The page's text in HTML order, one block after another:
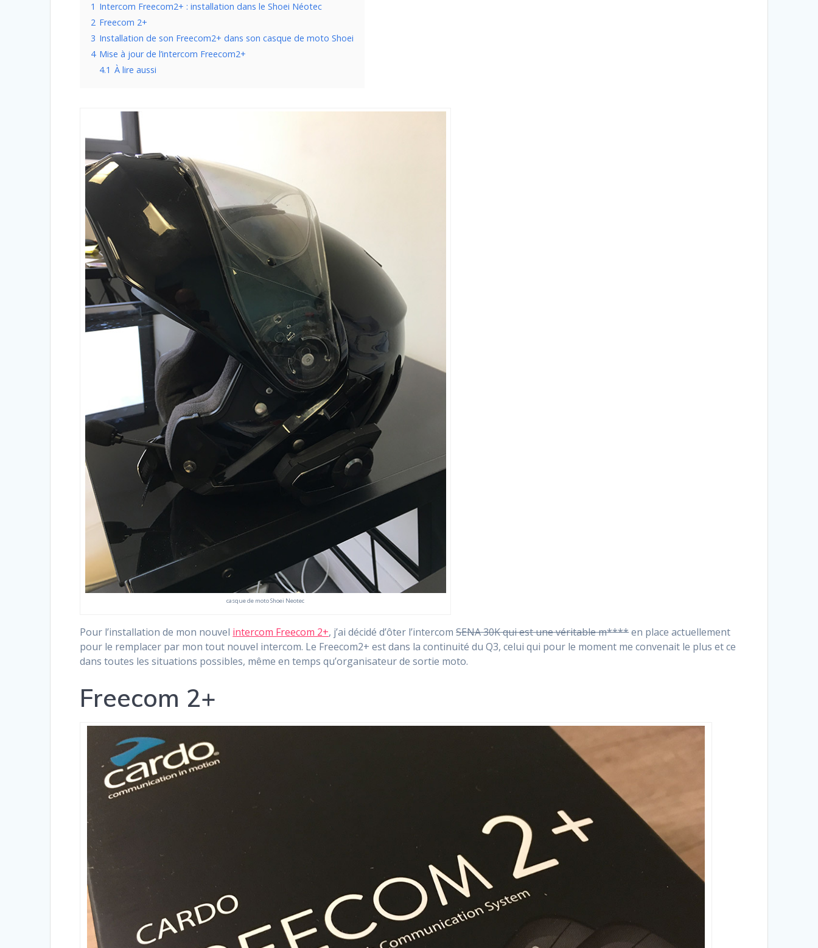
1 Intercom Freecom2+ : installation dans le Shoei Néotec
2 Freecom 2+
3 Installation de son Freecom2+ dans son casque de moto Shoei
4 Mise à jour de l’intercom Freecom2+
4.1 À lire aussi
casque de moto Shoei Neotec
Pour l’installation de mon nouvel intercom Freecom 2+, j’ai décidé d’ôter l’intercomSENA 30K qui est une véritable m****en place actuellement
pour le remplacer par mon tout nouvel intercom. Le Freecom2+ est dans la continuité du Q3, celui qui pour le moment me convenait le plus et ce
dans toutes les situations possibles, même en temps qu’organisateur de sortie moto.
Freecom 2+